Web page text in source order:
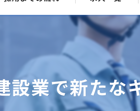
設業で新たな